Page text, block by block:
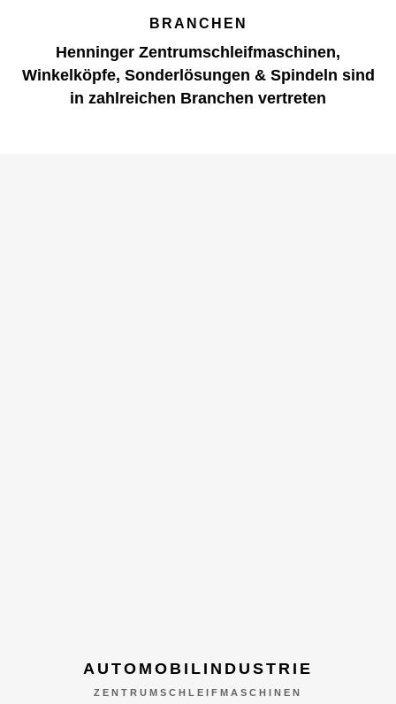
BRANCHEN
Henninger Zentrumschleifmaschinen,
Winkelköpfe, Sonderlösungen & Spindeln sind
in zahlreichen Branchen vertreten
AUTOMOBILINDUSTRIE
ZENTRUMSCHLEIFMASCHINEN